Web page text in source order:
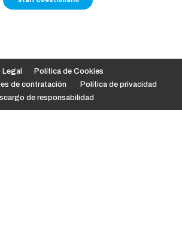
Política de Cookies
de contratación
Política de privacidad
de responsabilidad